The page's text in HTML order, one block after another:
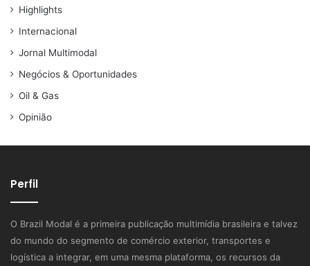
Highlights
Internacional
Jornal Multimodal
Negócios & Oportunidades
Oil & Gas
Opinião
Perfil
O Brazil Modal é a primeira publicação multimídia brasileira e talvez
do mundo do segmento de comércio exterior, transportes e
logística a integrar, em uma mesma plataforma, os recursos da